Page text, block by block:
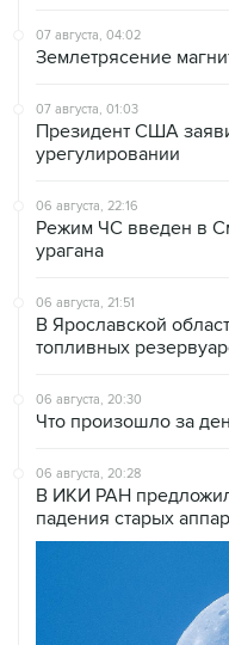
07 августа, 04:02
Землетрясение
07 августа, 01:03
Президент США
урегулировании
06 августа, 22:16
Режим ЧС введен в
урагана
06 августа, 21:51
В Ярославской
топливных
06 августа, 20:30
Что произошло за
06 августа, 20:28
В ИКИ РАН
падения старых